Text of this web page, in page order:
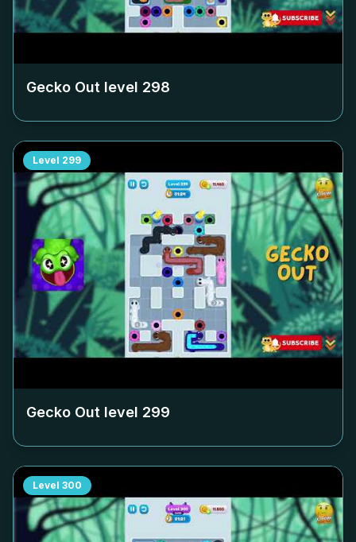
Gecko Out level 298
Level 299
Gecko Out level 299
Level 300